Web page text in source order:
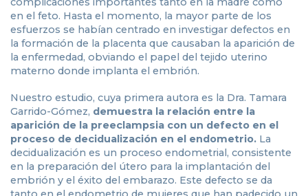
en el feto. Hasta el momento, la mayor parte de los
esfuerzos se habían centrado en investigar defectos en
la formación de la placenta que causaban la aparición de
la enfermedad, obviando el papel del tejido uterino
materno donde implanta el embrión.
Nuestro estudio, cuya primera autora es la Dra. Tamara
Garrido-Gómez, demuestra la relación entre la
aparición de la preeclampsia con un defecto en el
proceso de decidualización en el endometrio. La
decidualización es un proceso endometrial, consistente
en la preparación del útero para la implantación del
embrión y el éxito del embarazo. Este defecto se da